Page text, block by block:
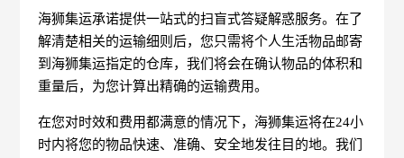
海狮集运承诺提供一站式的扫盲式答疑解惑服务。在了
解清楚相关的运输细则后，您只需将个人生活物品邮寄
到海狮集运指定的仓库，我们将会在确认物品的体积和
重量后，为您计算出精确的运输费用。
在您对时效和费用都满意的情况下，海狮集运将在24小
时内将您的物品快速、准确、安全地发往目的地。我们